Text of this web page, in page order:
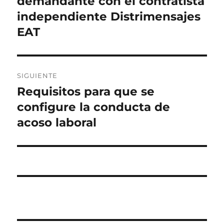
independiente Distrimensajes
EAT
SIGUIENTE
Entrada
siguiente:
Requisitos para que se
configure la conducta de
acoso laboral